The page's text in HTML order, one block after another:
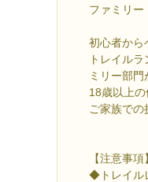
ファミリー
初心者から
トレイル
ミリー部門
18歳以上
ご家族での
【注意事項】
◆トレイル